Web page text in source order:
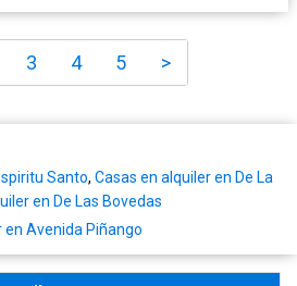
3 4 5 >
Santo, Casas en alquiler en De La
en De Las Bovedas
Avenida Piñango